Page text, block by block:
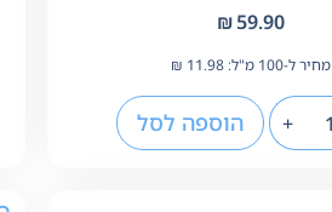
₪59.90
מחיר ל-100 מ"ל: ₪ 11.98
+ הוספה לסל